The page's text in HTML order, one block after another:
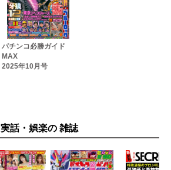
パチンコ必勝ガイド
MAX
2025年10月号
実話・娯楽の 雑誌